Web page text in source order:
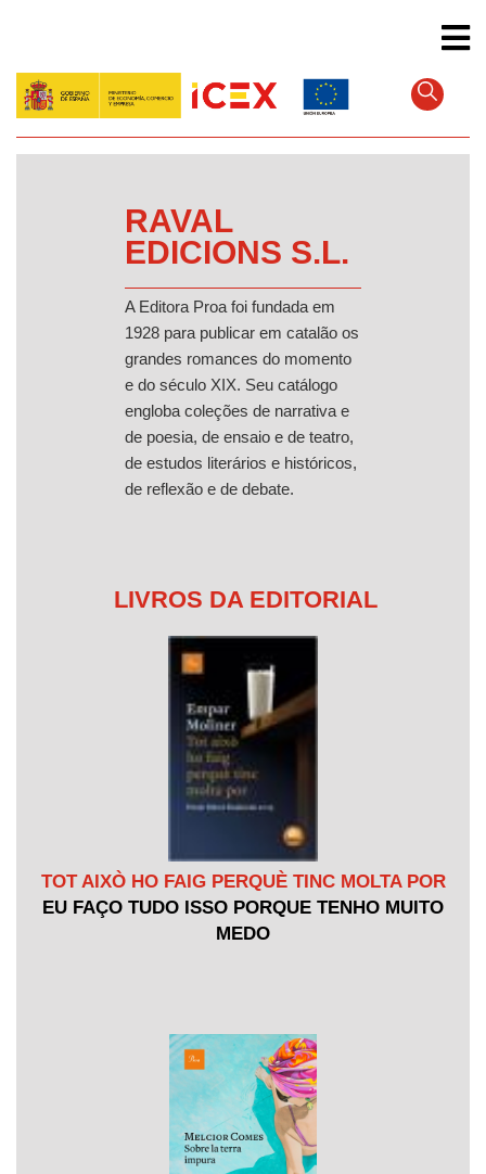
conteúdo
principal
RAVAL
EDICIONS S.L.
A Editora Proa foi fundada em
1928 para publicar em catalão os
grandes romances do momento
e do século XIX. Seu catálogo
engloba coleções de narrativa e
de poesia, de ensaio e de teatro,
de estudos literários e históricos,
de reflexão e de debate.
LIVROS DA EDITORIAL
TOT AIXÒ HO FAIG PERQUÈ TINC MOLTA POR
EU FAÇO TUDO ISSO PORQUE TENHO MUITO
MEDO